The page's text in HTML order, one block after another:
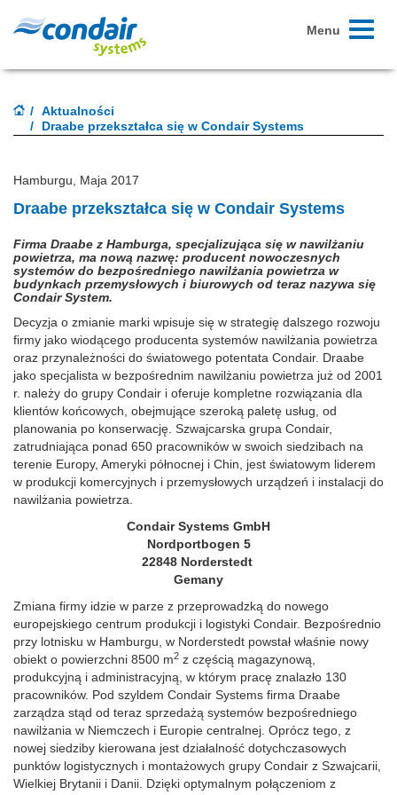
Toggle
Menu
Aktualności
Draabe przekształca się w Condair Systems
Hamburgu, Maja 2017
Draabe przekształca się w Condair Systems
Firma Draabe z Hamburga, specjalizująca się w nawilżaniu
powietrza, ma nową nazwę: producent nowoczesnych
systemów do bezpośredniego nawilżania powietrza w
budynkach przemysłowych i biurowych od teraz nazywa się
Condair System.
Decyzja o zmianie marki wpisuje się w strategię dalszego rozwoju
firmy jako wiodącego producenta systemów nawilżania powietrza
oraz przynależności do światowego potentata Condair. Draabe
jako specjalista w bezpośrednim nawilżaniu powietrza już od 2001
r. należy do grupy Condair i oferuje kompletne rozwiązania dla
klientów końcowych, obejmujące szeroką paletę usług, od
planowania po konserwację. Szwajcarska grupa Condair,
zatrudniająca ponad 650 pracowników w swoich siedzibach na
terenie Europy, Ameryki północnej i Chin, jest światowym liderem
w produkcji komercyjnych i przemysłowych urządzeń i instalacji do
nawilżania powietrza.
Condair Systems GmbH
Nordportbogen 5
22848 Norderstedt
Gemany
Zmiana firmy idzie w parze z przeprowadzką do nowego
europejskiego centrum produkcji i logistyki Condair. Bezpośrednio
przy lotnisku w Hamburgu, w Norderstedt powstał właśnie nowy
obiekt o powierzchni 8500 m2 z częścią magazynową,
produkcyjną i administracyjną, w którym pracę znalazło 130
pracowników. Pod szyldem Condair Systems firma Draabe
zarządza stąd od teraz sprzedażą systemów bezpośredniego
nawilżania w Niemczech i Europie centralnej. Oprócz tego, z
nowej siedziby kierowana jest działalność dotychczasowych
punktów logistycznych i montażowych grupy Condair z Szwajcarii,
Wielkiej Brytanii i Danii. Dzięki optymalnym połączeniom z